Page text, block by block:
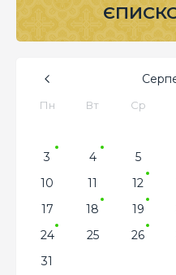
Пн Вт Ср
3
4 5
10
11 12
17
18 19
24
25 26
31